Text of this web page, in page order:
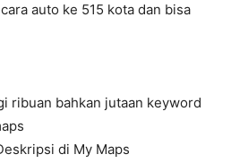
auto ke 515 kota dan bisa
ribuan bahkan jutaan keyword
di My Maps